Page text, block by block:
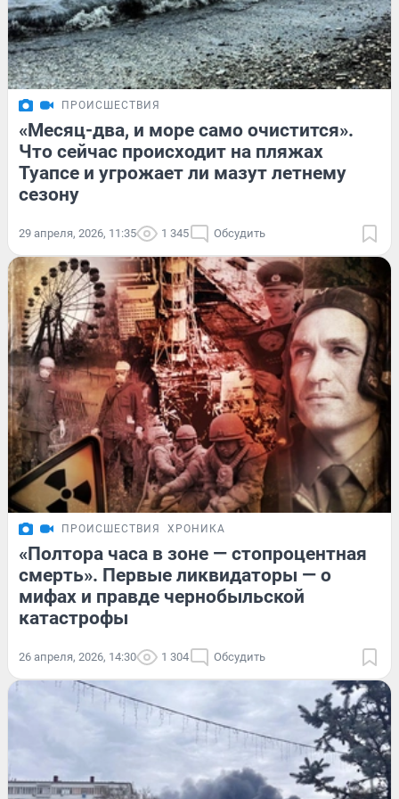
ПРОИСШЕСТВИЯ
«Месяц-два, и море само очистится».
Что сейчас происходит на пляжах
Туапсе и угрожает ли мазут летнему
сезону
29 апреля, 2026, 11:35 1 345 Обсудить
ПРОИСШЕСТВИЯ ХРОНИКА
«Полтора часа в зоне — стопроцентная
смерть». Первые ликвидаторы — о
мифах и правде чернобыльской
катастрофы
26 апреля, 2026, 14:30 1 304 Обсудить